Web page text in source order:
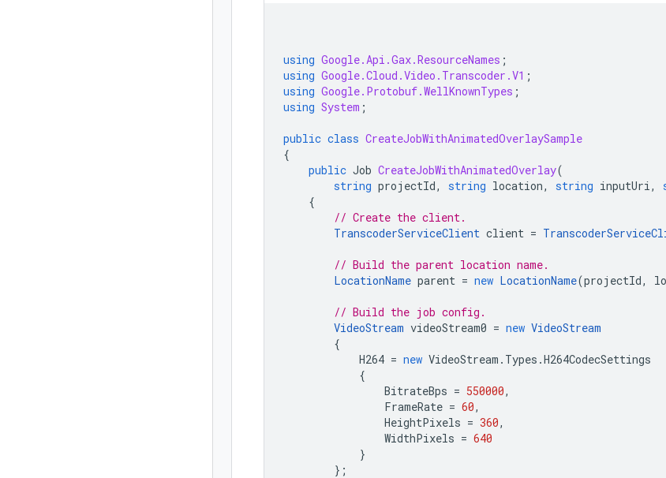
using Google.Api.Gax.ResourceNames ;
using Google.Cloud.Video.Transcoder.V1 ;
using Google.Protobuf.WellKnownTypes ;
using System ;
public class CreateJobWithAnimatedOverlaySample
{
public Job CreateJobWithAnimatedOverlay(
string projectId, string location, string inputUri,
{
// Create the client.
TranscoderServiceClient client =
// Build the parent location name.
LocationName parent = new LocationName(projectId,
// Build the job config.
VideoStream videoStream0 = new VideoStream
{
H264 = new VideoStream . Types .H264CodecSettings
{
BitrateBps = 550000,
FrameRate = 60,
HeightPixels = 360,
WidthPixels = 640
}
};